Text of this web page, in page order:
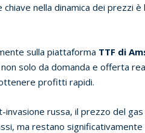
nella dinamica dei prezzi è
sulla piattaforma TTF di
solo da domanda e offerta
profitti rapidi.
russa, il prezzo del
ma restano